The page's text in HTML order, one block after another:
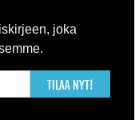
joka
TILAA NYT!